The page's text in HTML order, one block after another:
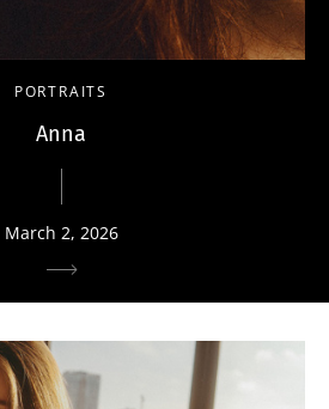
PORTRAITS
Anna
March 2, 2026